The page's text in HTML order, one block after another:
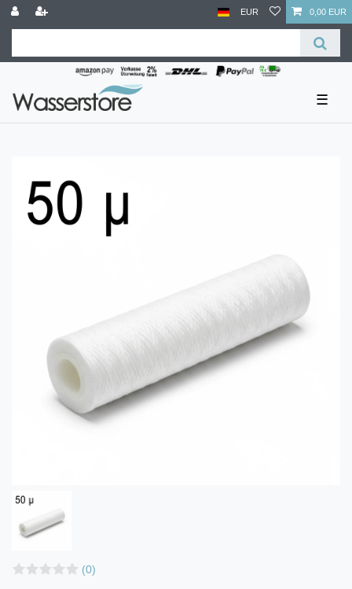
EUR 0,00 EUR
☰
(0)